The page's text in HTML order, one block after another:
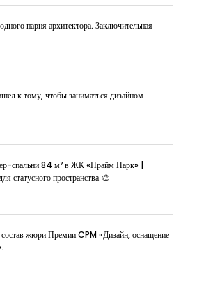
парня архитектора. Заключительная
к тому, чтобы заниматься дизайном
спальни 84 м² в ЖК «Прайм Парк» |
статусного пространства 🎨
жюри Премии CPM «Дизайн, оснащение